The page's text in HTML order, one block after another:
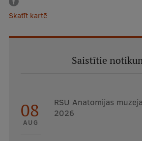
Skatīt kartē
Saistītie
08
AUG
RSU Anatomijas
2026